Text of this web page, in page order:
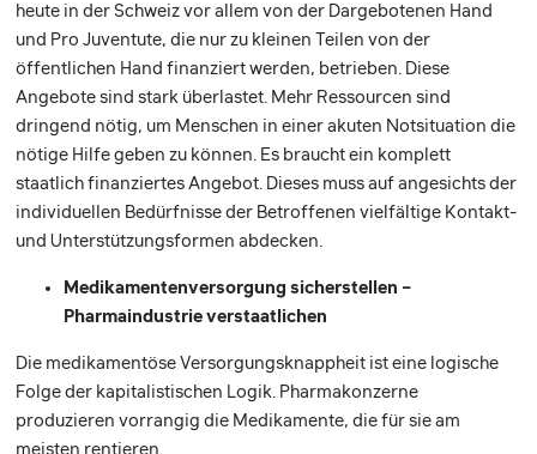
heute in der Schweiz vor allem von der Dargebotenen Hand
und Pro Juventute, die nur zu kleinen Teilen von der
öffentlichen Hand finanziert werden, betrieben. Diese
Angebote sind stark überlastet. Mehr Ressourcen sind
dringend nötig, um Menschen in einer akuten Notsituation die
nötige Hilfe geben zu können. Es braucht ein komplett
staatlich finanziertes Angebot. Dieses muss auf angesichts der
individuellen Bedürfnisse der Betroffenen vielfältige Kontakt-
und Unterstützungsformen abdecken.
Medikamentenversorgung sicherstellen –
Pharmaindustrie verstaatlichen
Die medikamentöse Versorgungsknappheit ist eine logische
Folge der kapitalistischen Logik. Pharmakonzerne
produzieren vorrangig die Medikamente, die für sie am
meisten rentieren.